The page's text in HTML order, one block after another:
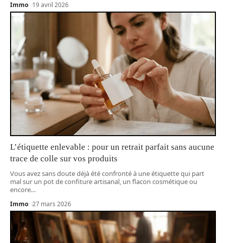
Immo 19 avril 2026
L’étiquette enlevable : pour un retrait parfait sans aucune
trace de colle sur vos produits
Vous avez sans doute déjà été confronté à une étiquette qui part
mal sur un pot de confiture artisanal, un flacon cosmétique ou
encore…
Immo 27 mars 2026